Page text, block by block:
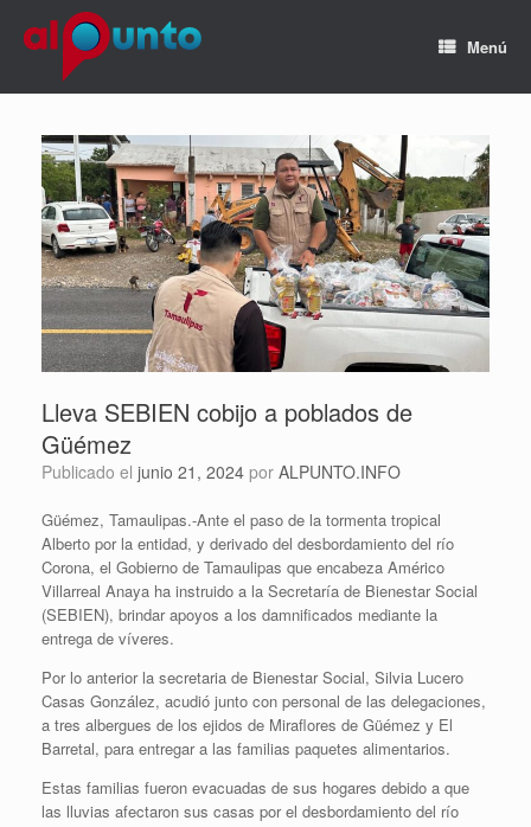
Menú
Lleva SEBIEN cobijo a poblados de
Güémez
Publicado el junio 21, 2024 por ALPUNTO.INFO
Güémez, Tamaulipas.-Ante el paso de la tormenta tropical
Alberto por la entidad, y derivado del desbordamiento del río
Corona, el Gobierno de Tamaulipas que encabeza Américo
Villarreal Anaya ha instruido a la Secretaría de Bienestar Social
(SEBIEN), brindar apoyos a los damnificados mediante la
entrega de víveres.
Por lo anterior la secretaria de Bienestar Social, Silvia Lucero
Casas González, acudió junto con personal de las delegaciones,
a tres albergues de los ejidos de Miraflores de Güémez y El
Barretal, para entregar a las familias paquetes alimentarios.
Estas familias fueron evacuadas de sus hogares debido a que
las lluvias afectaron sus casas por el desbordamiento del río